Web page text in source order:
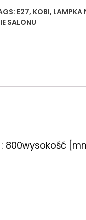
E27, KOBI, LAMPKA
SALONU
800wysokość